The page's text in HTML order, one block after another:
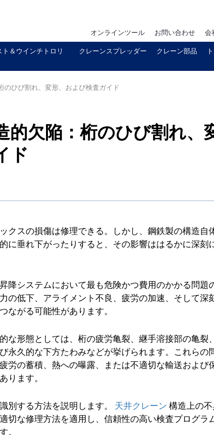
オンラインツール お問い合わせ 会
＆ウインチトロリ クレーンスプレッダー クレーン部品
のひび割れ、変形、および検査ガイド
的欠陥：桁のひび割れ、
ド
クスの損傷は修理できる。しかし、鋼鉄製の構造自
に垂れ下がったりすると、その影響ははるかに深刻
降システムにおいて最も危険かつ費用のかかる問題
の低下、アライメント不良、疲労の加速、そして深
がる可能性があります。
形態としては、桁の疲労亀裂、継手溶接部の亀裂、
永久的な下方たわみなどが挙げられます。これらの
労の蓄積、熱への曝露、または不適切な輸送および
ります。
別する方法を説明します。 天井クレーン構造上の
切な修理方法を適用し、信頼性の高い検査プログラ